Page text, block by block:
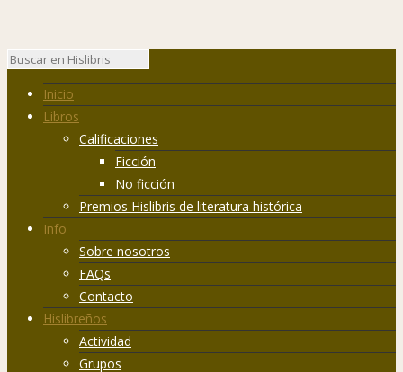
Inicio
Libros
Calificaciones
Ficción
No ficción
Premios Hislibris de literatura histórica
Info
Sobre nosotros
FAQs
Contacto
Hislibreños
Actividad
Grupos